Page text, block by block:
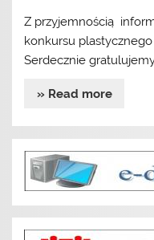
Z przyjemnością
konkursu plastycznego
Serdecznie
» Read more